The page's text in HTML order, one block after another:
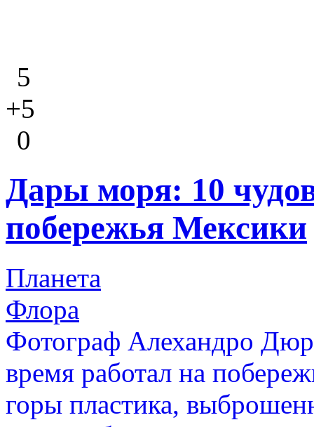
5
+5
0
Дары моря: 10
побережья Мексики
Планета
Флора
Фотограф Алехандро
время работал на
горы пластика,